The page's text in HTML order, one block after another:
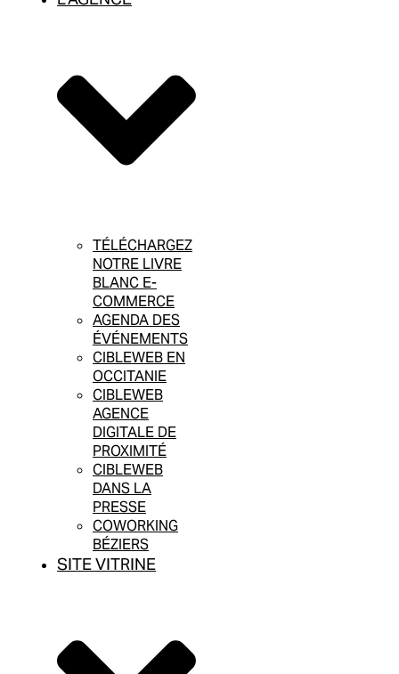
TÉLÉCHARGEZ
NOTRE LIVRE
BLANC E-
COMMERCE
AGENDA DES
ÉVÉNEMENTS
CIBLEWEB EN
OCCITANIE
CIBLEWEB
AGENCE
DIGITALE DE
PROXIMITÉ
CIBLEWEB
DANS LA
PRESSE
COWORKING
BÉZIERS
SITE VITRINE